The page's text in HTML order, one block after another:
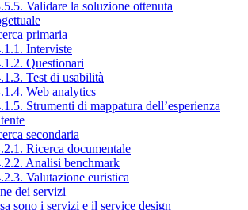
Validare la soluzione ottenuta
primaria
Interviste
Questionari
Test di usabilità
Web analytics
Strumenti di mappatura dell’esperienza
secondaria
Ricerca documentale
Analisi benchmark
Valutazione euristica
dei servizi
sono i servizi e il service design